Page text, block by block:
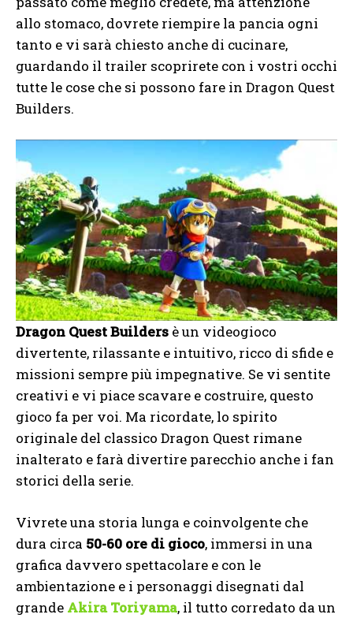
allo stomaco, dovrete riempire la pancia ogni
tanto e vi sarà chiesto anche di cucinare,
guardando il trailer scoprirete con i vostri occhi
tutte le cose che si possono fare in Dragon Quest
Builders.
Dragon Quest Builders è un videogioco
divertente, rilassante e intuitivo, ricco di sfide e
missioni sempre più impegnative. Se vi sentite
creativi e vi piace scavare e costruire, questo
gioco fa per voi. Ma ricordate, lo spirito
originale del classico Dragon Quest rimane
inalterato e farà divertire parecchio anche i fan
storici della serie.
Vivrete una storia lunga e coinvolgente che
dura circa 50-60 ore di gioco, immersi in una
grafica davvero spettacolare e con le
ambientazione e i personaggi disegnati dal
grande Akira Toriyama, il tutto corredato da un